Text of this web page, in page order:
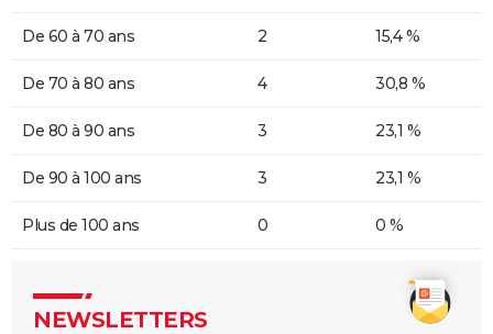
De 60 à 70 ans 2 15,4 %
De 70 à 80 ans 4 30,8 %
De 80 à 90 ans 3 23,1 %
De 90 à 100 ans 3 23,1 %
Plus de 100 ans 0 0 %
NEWSLETTERS